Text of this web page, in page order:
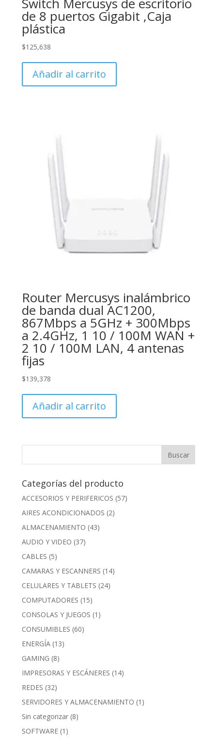
Switch Mercusys de escritorio
de 8 puertos Gigabit ,Caja
plástica
$125,638
Añadir al carrito
Router Mercusys inalámbrico
de banda dual AC1200,
867Mbps a 5GHz + 300Mbps
a 2.4GHz, 1 10 / 100M WAN +
2 10 / 100M LAN, 4 antenas
fijas
$139,378
Añadir al carrito
Categorías del producto
ACCESORIOS Y PERIFERICOS (57)
AIRES ACONDICIONADOS (2)
ALMACENAMIENTO (43)
AUDIO Y VIDEO (37)
CABLES (5)
CAMARAS Y ESCANNERS (14)
CELULARES Y TABLETS (24)
COMPUTADORES (15)
CONSOLAS Y JUEGOS (1)
CONSUMIBLES (60)
ENERGÍA (13)
GAMING (8)
IMPRESORAS Y ESCÁNERES (14)
REDES (32)
SERVIDORES Y ALMACENAMIENTO (1)
Sin categorizar (8)
SOFTWARE (1)